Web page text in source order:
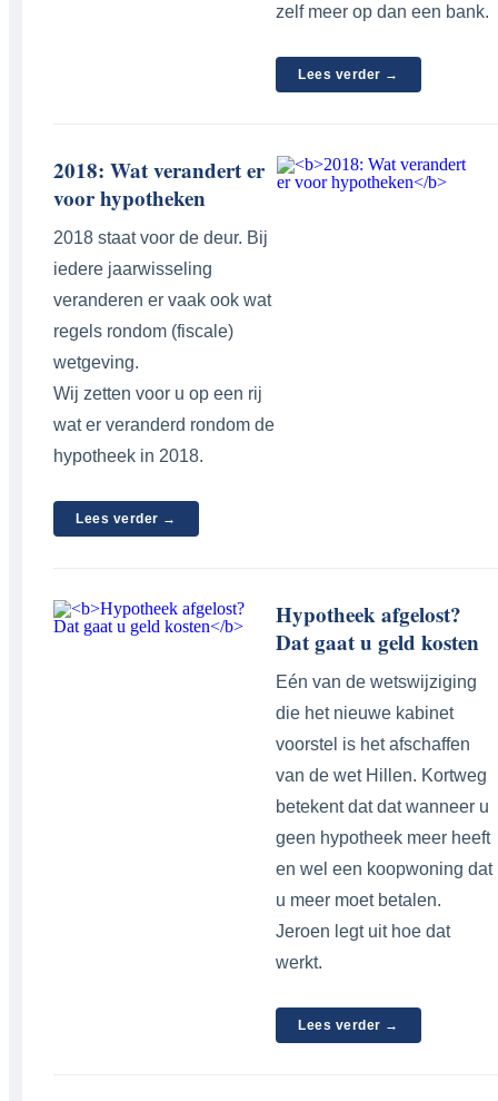
zelf meer op dan een bank.
Lees verder →
2018: Wat verandert er
voor hypotheken
2018 staat voor de deur. Bij
iedere jaarwisseling
veranderen er vaak ook wat
regels rondom (fiscale)
wetgeving.
Wij zetten voor u op een rij
wat er veranderd rondom de
hypotheek in 2018.
Lees verder →
Hypotheek afgelost?
Dat gaat u geld kosten
Eén van de wetswijziging
die het nieuwe kabinet
voorstel is het afschaffen
van de wet Hillen. Kortweg
betekent dat dat wanneer u
geen hypotheek meer heeft
en wel een koopwoning dat
u meer moet betalen.
Jeroen legt uit hoe dat
werkt.
Lees verder →